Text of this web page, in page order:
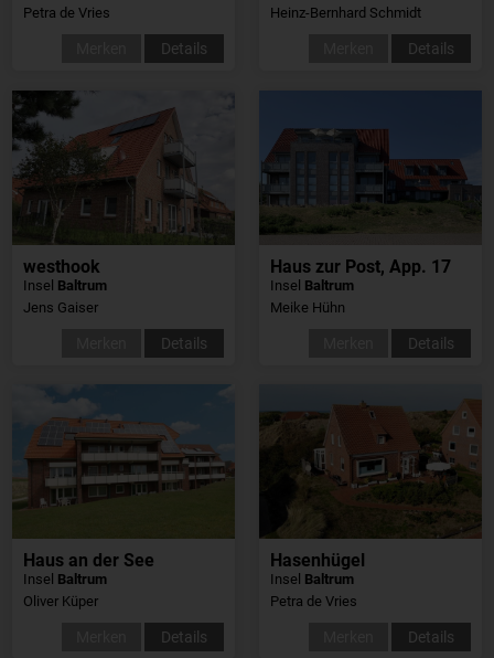
Petra de Vries
Details
Heinz-Bernhard Schmidt
Details
westhook
Insel Baltrum
Jens Gaiser
Details
Haus zur Post, App. 17
Insel Baltrum
Meike Hühn
Details
Haus an der See
Insel Baltrum
Oliver Küper
Details
Hasenhügel
Insel Baltrum
Petra de Vries
Details